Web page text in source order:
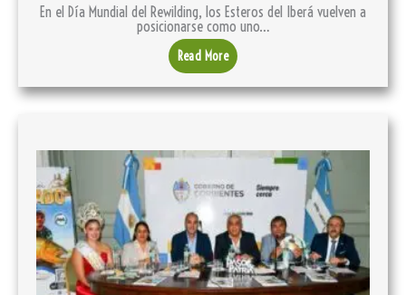
En el Día Mundial del Rewilding, los Esteros del Iberá vuelven a
posicionarse como uno…
Read More